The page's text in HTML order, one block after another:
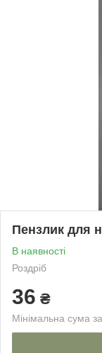
Пензлик для
В наявності
Роздріб
36 ₴
Мінімальна сума